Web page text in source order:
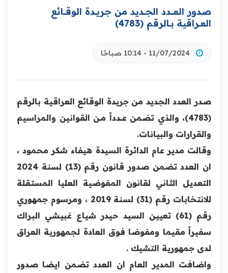
صدور العــــدد الجـــديد من جـريــدة ‏الوقــــائع
العــراقية بــالرقم (4783)‏
11/07/2024 - 10:14 صباحًا
صدر العدد الجديد من جريدة ‏‏الوقائع العراقية بالرقم
(4783)، والذي تضمن عـــدداً مــن القوانين والمراسيم
والقرارات والبيانات.
وقالت مدير عام الدائرة السيدة هيفاء شكر محمود ،
ان العدد تضمن صدور قانون رقم (13) لسنة 2024
التعديل الثاني لقانون المفوضية العليا المستقلة
للانتخابات رقم (31) لسنة 2019 ، ومرسوم جمهوري
رقم (61) تعيين السيد حيدر شياع غبيشي البراك
سفيراً مقيما ومفوضا فوق العادة لجمهورية العراق
لدى جمهورية التشيك .
واضافت المدير العام ان العدد تضمن ايضا صدور